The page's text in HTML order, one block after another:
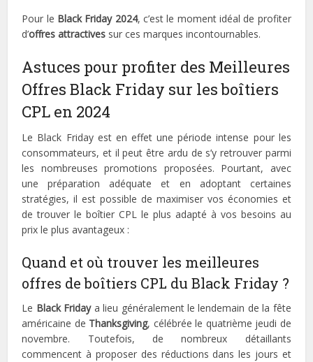
Pour le Black Friday 2024, c’est le moment idéal de profiter
d’offres attractives sur ces marques incontournables.
Astuces pour profiter des Meilleures
Offres Black Friday sur les boîtiers
CPL en 2024
Le Black Friday est en effet une période intense pour les
consommateurs, et il peut être ardu de s’y retrouver parmi
les nombreuses promotions proposées. Pourtant, avec
une préparation adéquate et en adoptant certaines
stratégies, il est possible de maximiser vos économies et
de trouver le boîtier CPL le plus adapté à vos besoins au
prix le plus avantageux :
Quand et où trouver les meilleures
offres de boîtiers CPL du Black Friday ?
Le Black Fridaya lieu généralement le lendemain de la fête
américaine de Thanksgiving, célébrée le quatrième jeudi de
novembre. Toutefois, de nombreux détaillants
commencent à proposer des réductions dans les jours et